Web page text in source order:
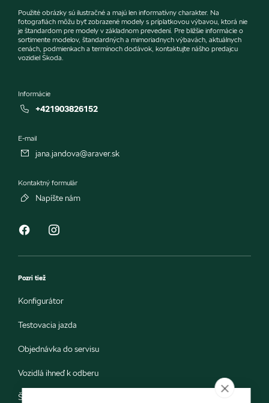
Použité obrázky sú ilustračné a majú len informatívny charakter. Na
fotografiách môžu byť zobrazené modely s príplatkovou výbavou, ktorá nie
je štandardom pre modely v základnom prevedení. Pre bližšie informácie o
sortimente modelov, štandardných a mimoriadnych výbavách, aktuálnych
cenách, podmienkach a termínoch dodávok, kontaktujte nášho predajcu
vozidiel Škoda.
Informácie
+421903826152
E-mail
jana.jandova@araver.sk
Kontaktný formulár
Napíšte nám
Pozri tiež
Konfigurátor
Testovacia jazda
Objednávka do servisu
Vozidlá ihneď k odberu
Škoda E-shop